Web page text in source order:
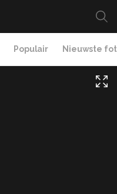
Populair Nieuwste